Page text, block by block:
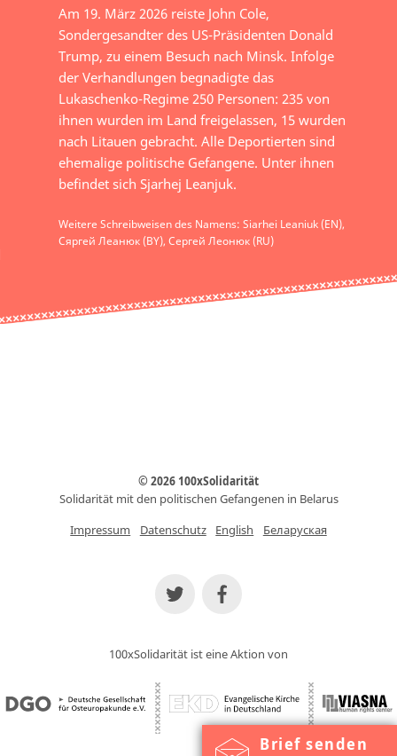
Brief senden
Am 19. März 2026 reiste John Cole,
Sondergesandter des US-Präsidenten Donald
Trump, zu einem Besuch nach Minsk. Infolge
der Verhandlungen begnadigte das
Lukaschenko-Regime 250 Personen: 235 von
ihnen wurden im Land freigelassen, 15 wurden
nach Litauen gebracht. Alle Deportierten sind
ehemalige politische Gefangene. Unter ihnen
befindet sich Sjarhej Leanjuk.
Weitere Schreibweisen des Namens: Siarhei Leaniuk (EN),
Сяргей Леанюк (BY), Сергей Леонюк (RU)
© 2026 100xSolidarität
Solidarität mit den politischen Gefangenen in Belarus
Impressum
Datenschutz English Беларуская
100xSolidarität ist eine Aktion von